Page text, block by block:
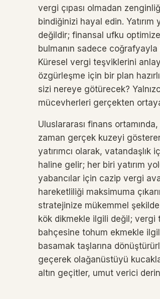
vergi çıpası olmadan
bindiğinizi hayal edin.
değildir; finansal ufku optimize
bulmanın sadece coğrafyayla
Küresel vergi teşviklerini
özgürleşme için bir plan
sizi nereye götürecek?
mücevherleri gerçekten
Uluslararası finans
zaman gerçek kuzeyi
yatırımcı olarak,
haline gelir; her biri yatırım
yabancılar için cazip vergi
hareketliliği maksimuma
stratejinize mükemmel
kök dikmekle ilgili değil; vergi
bahçesine tohum ekmekle
basamak taşlarına
geçerek olağanüstüyü
altın geçitler, umut verici